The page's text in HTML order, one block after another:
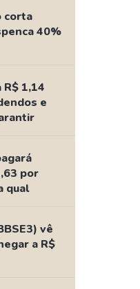
corta
40%
R$ 1,14
e
por
qual
vê
a R$